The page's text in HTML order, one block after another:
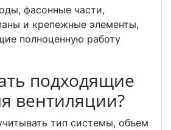
фасонные части,
и крепежные элементы,
полноценную работу
подходящие
вентиляции?
тип системы, объем